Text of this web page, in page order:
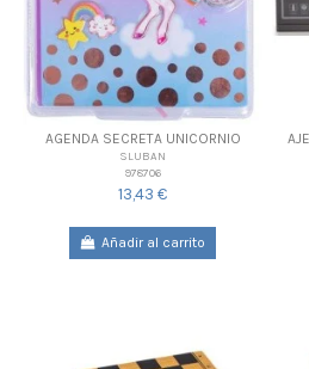
AGENDA SECRETA UNICORNIO
SLUBAN
978706
13,43 €
Añadir al carrito